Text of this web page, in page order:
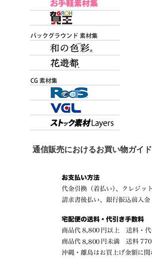
通信販売におけるお買い物ガイド